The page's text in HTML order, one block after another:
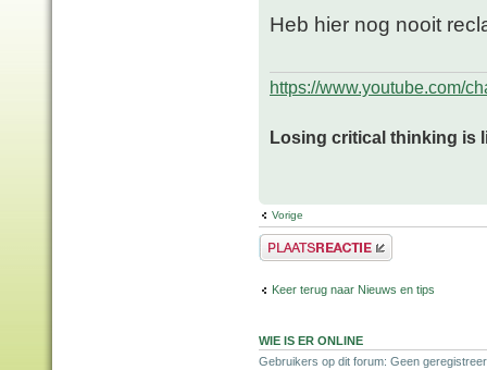
Heb hier nog nooit
https://www.youtube.com/
Losing critical thinking is
Vorige
Plaats een reactie
Keer terug naar Nieuws en tips
WIE IS ER ONLINE
Gebruikers op dit forum: Geen